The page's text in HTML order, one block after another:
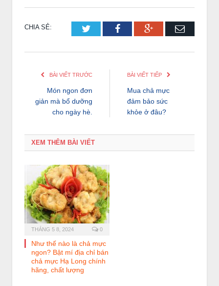
CHIA SẺ: TwitterFacebookGoogle+Email
BÀI VIẾT TRƯỚC
Món ngon đơn
giản mà bổ dưỡng
cho ngày hè.
BÀI VIẾT TIẾP
Mua chả mực
đảm bảo sức
khỏe ở đâu?
XEM THÊM BÀI VIẾT
THÁNG 5 8, 2024 0
Như thế nào là chả mực
ngon? Bật mí địa chỉ bán
chả mực Hạ Long chính
hãng, chất lượng